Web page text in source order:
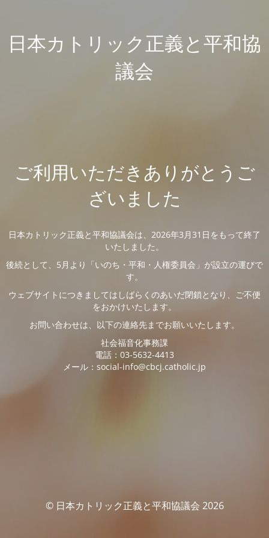
日本カトリック正義と平和協
議会
ご利用いただきありがとうご
ざいました
日本カトリック正義と平和協議会は、2026年3月31日をもって終了
いたしました。
後続として、5月より「いのち・平和・人権委員会」が設立の運びで
す。
ウェブサイトにつきましてはしばらくのあいだ閉鎖となり、ご不便
をおかけいたします。
お問い合わせは、以下の連絡先までお願いいたします。
社会福音化事務課
電話：03-5632-4413
メール：social-info@cbcj.catholic.jp
© 日本カトリック正義と平和協議会 2026